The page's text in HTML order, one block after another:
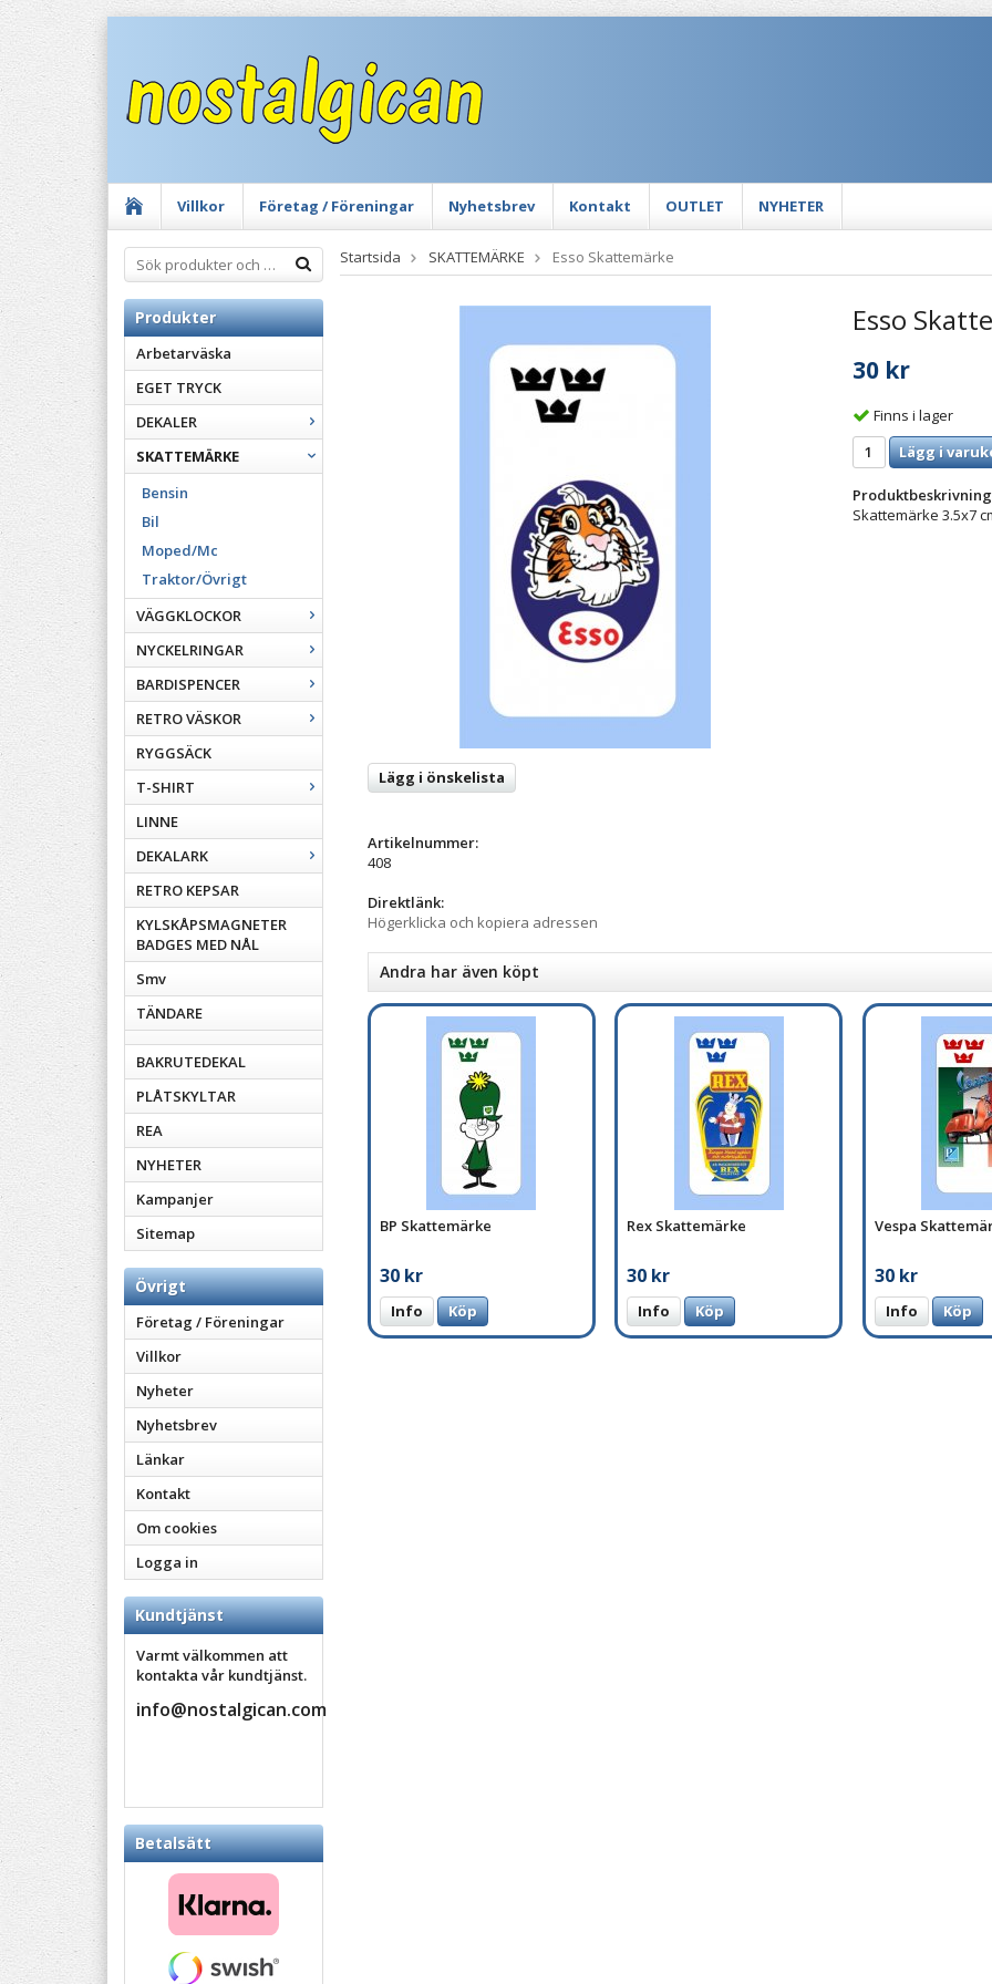
Villkor Företag / Föreningar Nyhetsbrev Kontakt OUTLET NYHETER
Produkter
Arbetarväska
EGET TRYCK
DEKALER
SKATTEMÄRKE
Bensin
Bil
Moped/Mc
Traktor/Övrigt
VÄGGKLOCKOR
NYCKELRINGAR
BARDISPENCER
RETRO VÄSKOR
RYGGSÄCK
T-SHIRT
LINNE
DEKALARK
RETRO KEPSAR
KYLSKÅPSMAGNETER
BADGES MED NÅL
Smv
TÄNDARE
BAKRUTEDEKAL
PLÅTSKYLTAR
REA
NYHETER
Kampanjer
Sitemap
Övrigt
Företag / Föreningar
Villkor
Nyheter
Nyhetsbrev
Länkar
Kontakt
Om cookies
Logga in
Kundtjänst
Varmt välkommen att
kontakta vår kundtjänst.
info@nostalgican.com
Betalsätt
Startsida SKATTEMÄRKE Esso Skattemärke
Esso
30 kr
Finns i lager
Lägg i
Skattemärke 3.5x7
Lägg i önskelista
Artikelnummer:
408
Direktlänk:
Högerklicka och kopiera adressen
Andra har även köpt
BP Skattemärke
30 kr
Info Köp
Rex Skattemärke
30 kr
Info Köp
Vespa
30 kr
Info Köp